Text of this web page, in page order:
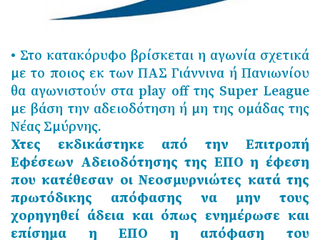
• Στο κατακόρυφο βρίσκεται η αγωνία σχετικά
με το ποιος εκ των ΠΑΣ Γιάννινα ή Πανιωνίου
θα αγωνιστούν στα play off της Super League
με βάση την αδειοδότηση ή μη της ομάδας της
Νέας Σμύρνης.
Χτες εκδικάστηκε από την Επιτροπή
Εφέσεων Αδειοδότησης της ΕΠΟ η έφεση
που κατέθεσαν οι Νεοσμυρνιώτες κατά της
πρωτόδικης απόφασης να μην τους
χορηγηθεί άδεια και όπως ενημέρωσε και
επίσημα η ΕΠΟ η απόφαση του